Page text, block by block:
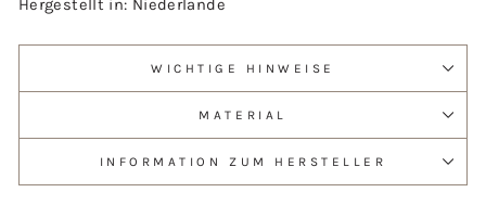
Hergestellt in: Niederlande
WICHTIGE HINWEISE
MATERIAL
INFORMATION ZUM HERSTELLER